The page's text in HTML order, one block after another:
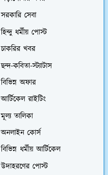
সরকারি সেবা
হিন্দু ধর্মীয় পোস্ট
চাকরির খবর
ছন্দ-কবিতা-স্ট্যাটাস
বিভিন্ন অফার
আর্টিকেল রাইটিং
মূল্য তালিকা
অনলাইন কোর্স
বিভিন্ন ধর্মীয় আর্টিকেল
উদাহরণের পোস্ট